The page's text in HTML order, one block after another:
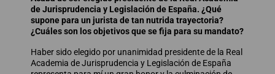
de Jurisprudencia y Legislación de España. ¿Qué
supone para un jurista de tan nutrida trayectoria?
¿Cuáles son los objetivos que se fija para su mandato?
Haber sido elegido por unanimidad presidente de la Real
Academia de Jurisprudencia y Legislación de España